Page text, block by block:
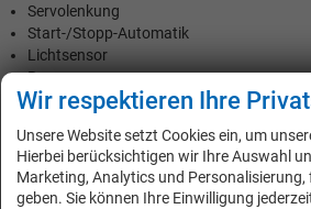
Servolenkung
Start-/Stopp-Automatik
Lichtsensor
Regensensor
Innenspiegel automatisch abblendbar
Abstandswarner
Notbremsassistent (F.A.)
Spurhalteassistent
Wir respektieren Ihre
Unsere Website setzt Cookies ein, um
Hierbei berücksichtigen wir Ihre Auswahl
Marketing, Analytics und
geben. Sie können Ihre Einwilligung